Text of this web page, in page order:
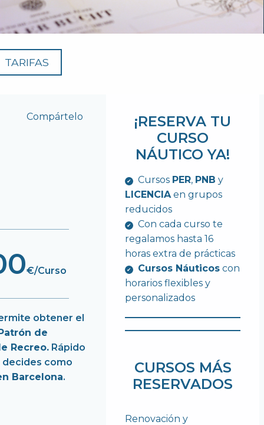
TARIFAS
¡RESERVA TU
CURSO
NÁUTICO YA!
Cursos PER, PNB y
LICENCIAen grupos
reducidos
Con cada curso te
regalamos hasta 16
horas extra de prácticas
Cursos Náuticos con
horarios flexibles y
personalizados
CURSOS MÁS
RESERVADOS
Renovación y
Compártelo
€/Curso
obtener el
de
Recreo. Rápido
decides como
Barcelona.